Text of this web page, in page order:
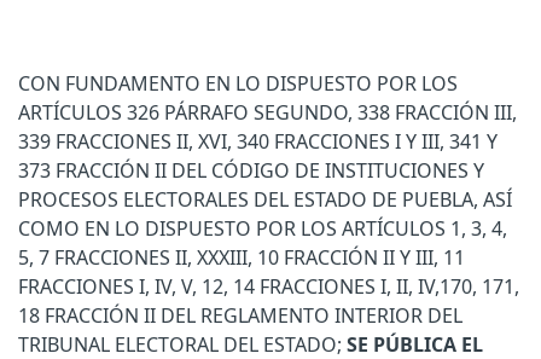
CON FUNDAMENTO EN LO DISPUESTO POR LOS
ARTÍCULOS 326 PÁRRAFO SEGUNDO, 338 FRACCIÓN III,
339 FRACCIONES II, XVI, 340 FRACCIONES I Y III, 341 Y
373 FRACCIÓN II DEL CÓDIGO DE INSTITUCIONES Y
PROCESOS ELECTORALES DEL ESTADO DE PUEBLA, ASÍ
COMO EN LO DISPUESTO POR LOS ARTÍCULOS 1, 3, 4,
5, 7 FRACCIONES II, XXXIII, 10 FRACCIÓN II Y III, 11
FRACCIONES I, IV, V, 12, 14 FRACCIONES I, II, IV,170, 171,
18 FRACCIÓN II DEL REGLAMENTO INTERIOR DEL
TRIBUNAL ELECTORAL DEL ESTADO; SE PÚBLICA EL